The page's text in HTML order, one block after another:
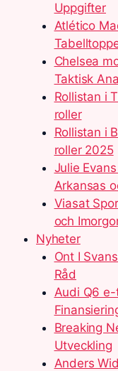
Uppgifter
Atlético
Chelsea
Taktisk
Rollistan i
roller
Rollistan i
roller 2025
Julie
Arkansas
Viasat
och
Nyheter
Ont I
Råd
Audi Q6 e-
Breaking
Utveckling
Anders